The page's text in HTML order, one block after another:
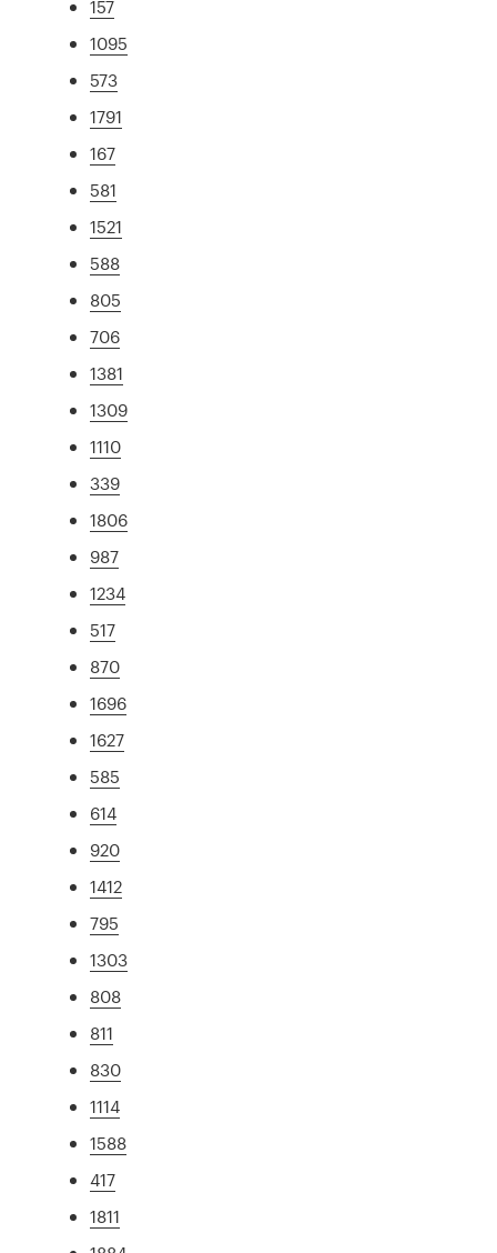
157
1095
573
1791
167
581
1521
588
805
706
1381
1309
1110
339
1806
987
1234
517
870
1696
1627
585
614
920
1412
795
1303
808
811
830
1114
1588
417
1811